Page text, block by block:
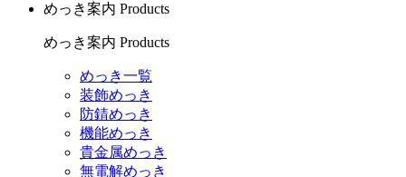
めっき案内 Products
めっき案内 Products
めっき一覧
装飾めっき
防錆めっき
機能めっき
貴金属めっき
無電解めっき